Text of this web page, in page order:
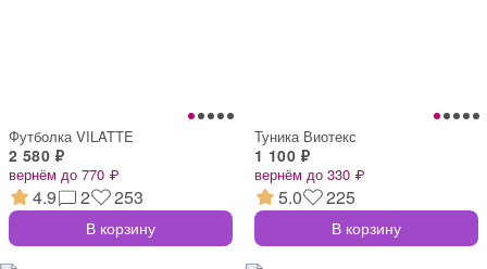
Футболка VILATTE
2 580 ₽
вернём до 770 ₽
4.9 2 253
В корзину
Туника Виотекс
1 100 ₽
вернём до 330 ₽
5.0 225
В корзину